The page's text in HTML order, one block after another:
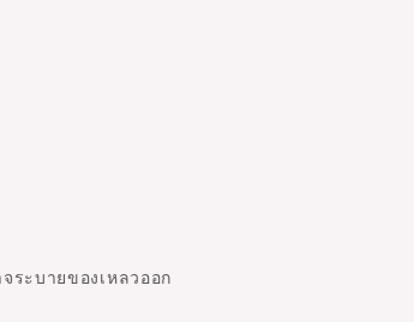
ระบายของเหลวออก